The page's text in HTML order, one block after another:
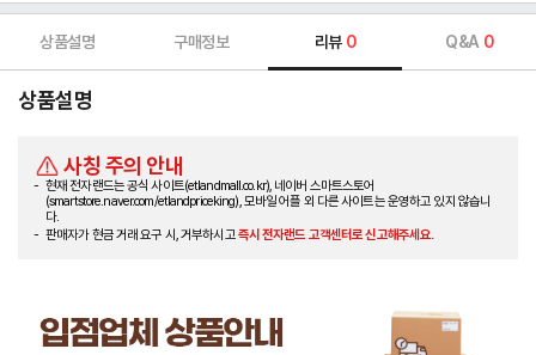
상품설명 구매정보 리뷰 0 Q&A 0
상품설명
사칭 주의 안내
현재 전자랜드는 공식 사이트(etlandmall.co.kr), 네이버 스마트스토어
(smartstore.naver.com/etlandpriceking), 모바일 어플 외 다른 사이트는 운영하고 있지 않습니
다.
판매자가 현금 거래 요구 시, 거부하시고즉시 전자랜드 고객센터로 신고해주세요.